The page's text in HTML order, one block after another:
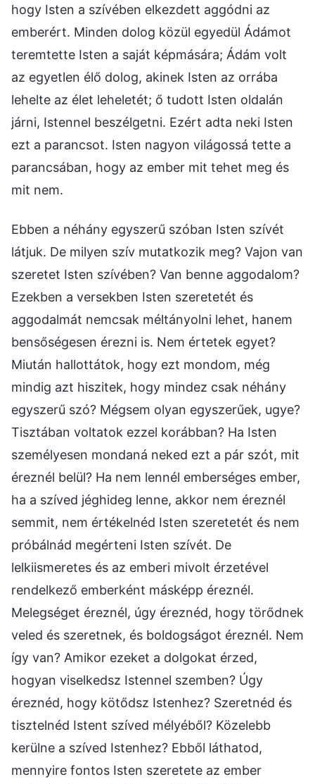
hogy Isten a szívében elkezdett aggódni az
emberért. Minden dolog közül egyedül Ádámot
teremtette Isten a saját képmására; Ádám volt
az egyetlen élő dolog, akinek Isten az orrába
lehelte az élet leheletét; ő tudott Isten oldalán
járni, Istennel beszélgetni. Ezért adta neki Isten
ezt a parancsot. Isten nagyon világossá tette a
parancsában, hogy az ember mit tehet meg és
mit nem.
Ebben a néhány egyszerű szóban Isten szívét
látjuk. De milyen szív mutatkozik meg? Vajon van
szeretet Isten szívében? Van benne aggodalom?
Ezekben a versekben Isten szeretetét és
aggodalmát nemcsak méltányolni lehet, hanem
bensőségesen érezni is. Nem értetek egyet?
Miután hallottátok, hogy ezt mondom, még
mindig azt hiszitek, hogy mindez csak néhány
egyszerű szó? Mégsem olyan egyszerűek, ugye?
Tisztában voltatok ezzel korábban? Ha Isten
személyesen mondaná neked ezt a pár szót, mit
éreznél belül? Ha nem lennél emberséges ember,
ha a szíved jéghideg lenne, akkor nem éreznél
semmit, nem értékelnéd Isten szeretetét és nem
próbálnád megérteni Isten szívét. De
lelkiismeretes és az emberi mivolt érzetével
rendelkező emberként másképp éreznél.
Melegséget éreznél, úgy éreznéd, hogy törődnek
veled és szeretnek, és boldogságot éreznél. Nem
így van? Amikor ezeket a dolgokat érzed,
hogyan viselkedsz Istennel szemben? Úgy
éreznéd, hogy kötődsz Istenhez? Szeretnéd és
tisztelnéd Istent szíved mélyéből? Közelebb
kerülne a szíved Istenhez? Ebből láthatod,
mennyire fontos Isten szeretete az ember